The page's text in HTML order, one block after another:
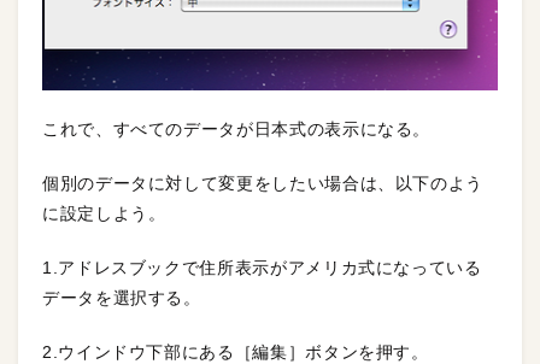
これで、すべてのデータが日本式の表示になる。
個別のデータに対して変更をしたい場合は、以下のよう
に設定しよう。
1.アドレスブックで住所表示がアメリカ式になっている
データを選択する。
2.ウインドウ下部にある［編集］ボタンを押す。